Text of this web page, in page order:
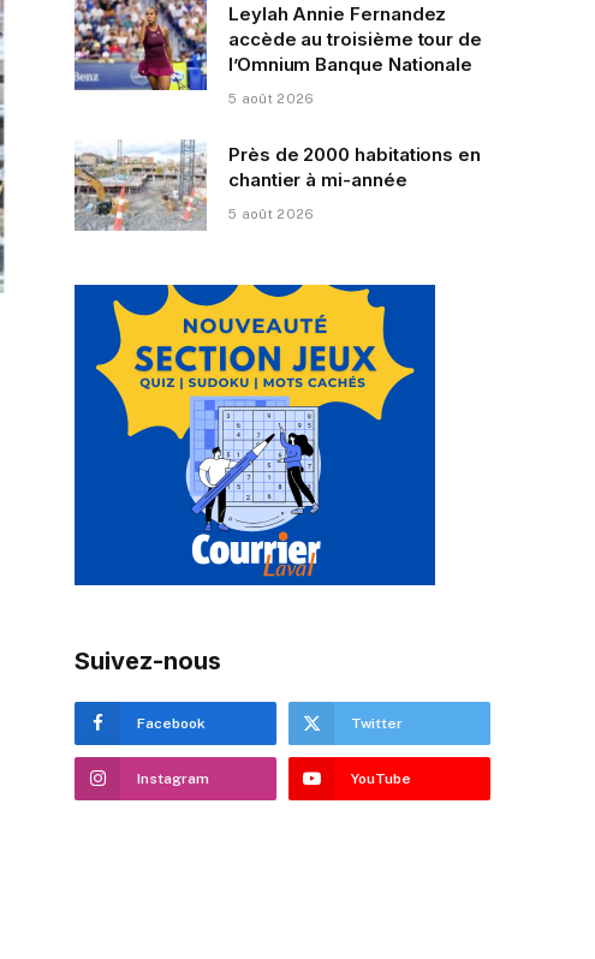
Leylah Annie Fernandez
accède au troisième tour de
l’Omnium Banque Nationale
5 août 2026
Près de 2000 habitations en
chantier à mi-année
5 août 2026
Suivez-nous
Facebook Twitter
Instagram YouTube